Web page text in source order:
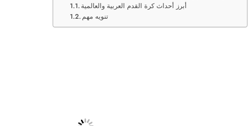
أبرز أحداث كرة القدم العربية والعالمية
تنويه مهم